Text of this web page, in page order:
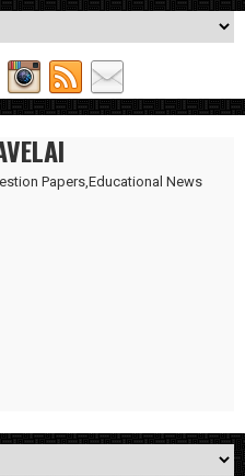
Papers,Educational News